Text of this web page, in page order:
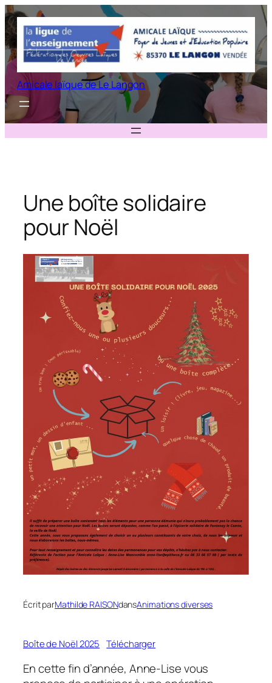
Aller
au
contenu
Amicale laïque de Le Langon
Une boîte solidaire
pour Noël
Écrit parMathilde RAISONdansAnimations diverses
Boîte de Noël 2025 Télécharger
En cette fin d’année, Anne-Lise vous